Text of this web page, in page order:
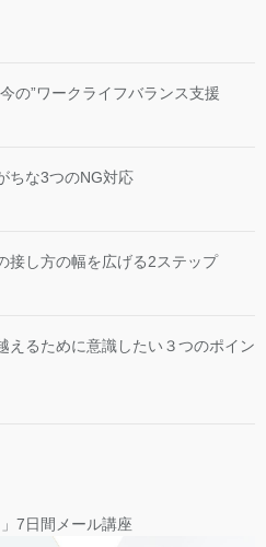
の”ワークライフバランス支援
ちな3つのNG対応
接し方の幅を広げる2ステップ
えるために意識したい３つのポイン
7日間メール講座